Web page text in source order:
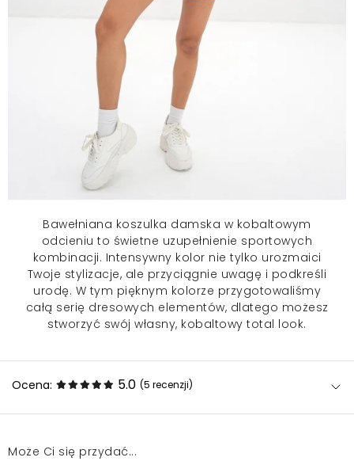
Bawełniana koszulka damska w kobaltowym
odcieniu to świetne uzupełnienie sportowych
kombinacji. Intensywny kolor nie tylko urozmaici
Twoje stylizacje, ale przyciągnie uwagę i podkreśli
urodę. W tym pięknym kolorze przygotowaliśmy
całą serię dresowych elementów, dlatego możesz
stworzyć swój własny, kobaltowy total look.
Ocena: 5.0 (5 recenzji)
Może Ci się przydać...